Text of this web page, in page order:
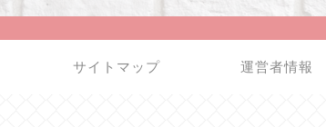
サイトマップ 運営者情報